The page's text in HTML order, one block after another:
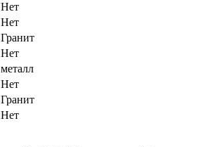
Нет
Нет
Гранит
Нет
металл
Нет
Гранит
Нет